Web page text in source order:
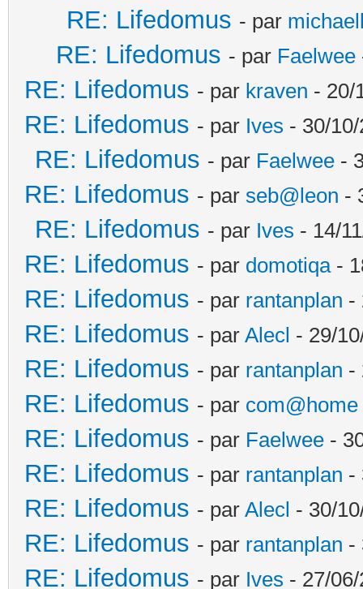
RE: Lifedomus - par
RE: Lifedomus - par Faelwee
RE: Lifedomus - par kraven - 20/
RE: Lifedomus - par Ives - 30/
RE: Lifedomus - par Faelwee -
RE: Lifedomus - par seb@leon -
RE: Lifedomus - par Ives - 14/
RE: Lifedomus - par domotiqa-
RE: Lifedomus - par rantanplan -
RE: Lifedomus - par Alecl - 29/
RE: Lifedomus - par rantanplan -
RE: Lifedomus - par com@home
RE: Lifedomus - par Faelwee -
RE: Lifedomus - par rantanplan -
RE: Lifedomus - par Alecl - 30/
RE: Lifedomus - par rantanplan -
RE: Lifedomus - par Ives - 27/